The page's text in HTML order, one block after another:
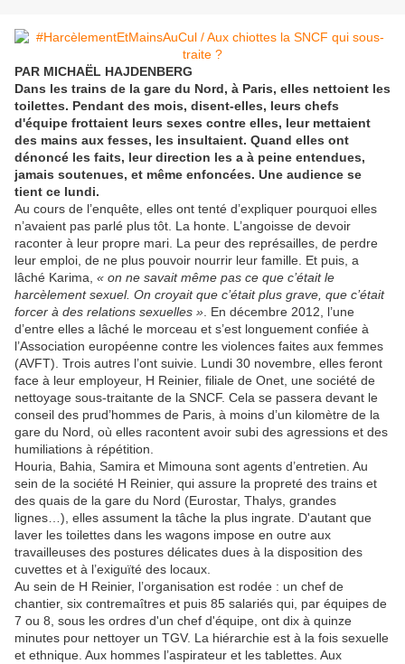
PAR MICHAËL HAJDENBERG
Dans les trains de la gare du Nord, à Paris, elles nettoient les
toilettes. Pendant des mois, disent-elles, leurs chefs
d'équipe frottaient leurs sexes contre elles, leur mettaient
des mains aux fesses, les insultaient. Quand elles ont
dénoncé les faits, leur direction les a à peine entendues,
jamais soutenues, et même enfoncées. Une audience se
tient ce lundi.
Au cours de l’enquête, elles ont tenté d’expliquer pourquoi elles
n’avaient pas parlé plus tôt. La honte. L’angoisse de devoir
raconter à leur propre mari. La peur des représailles, de perdre
leur emploi, de ne plus pouvoir nourrir leur famille. Et puis, a
lâché Karima, « on ne savait même pas ce que c’était le
harcèlement sexuel. On croyait que c’était plus grave, que c’était
forcer à des relations sexuelles » . En décembre 2012, l’une
d’entre elles a lâché le morceau et s’est longuement confiée à
l’Association européenne contre les violences faites aux femmes
(AVFT). Trois autres l’ont suivie. Lundi 30 novembre, elles feront
face à leur employeur, H Reinier, filiale de Onet, une société de
nettoyage sous-traitante de la SNCF. Cela se passera devant le
conseil des prud’hommes de Paris, à moins d’un kilomètre de la
gare du Nord, où elles racontent avoir subi des agressions et des
humiliations à répétition.
Houria, Bahia, Samira et Mimouna sont agents d’entretien. Au
sein de la société H Reinier, qui assure la propreté des trains et
des quais de la gare du Nord (Eurostar, Thalys, grandes
lignes…), elles assument la tâche la plus ingrate. D'autant que
laver les toilettes dans les wagons impose en outre aux
travailleuses des postures délicates dues à la disposition des
cuvettes et à l’exiguïté des locaux.
Au sein de H Reinier, l’organisation est rodée : un chef de
chantier, six contremaîtres et puis 85 salariés qui, par équipes de
7 ou 8, sous les ordres d'un chef d'équipe, ont dix à quinze
minutes pour nettoyer un TGV. La hiérarchie est à la fois sexuelle
et ethnique. Aux hommes l’aspirateur et les tablettes. Aux